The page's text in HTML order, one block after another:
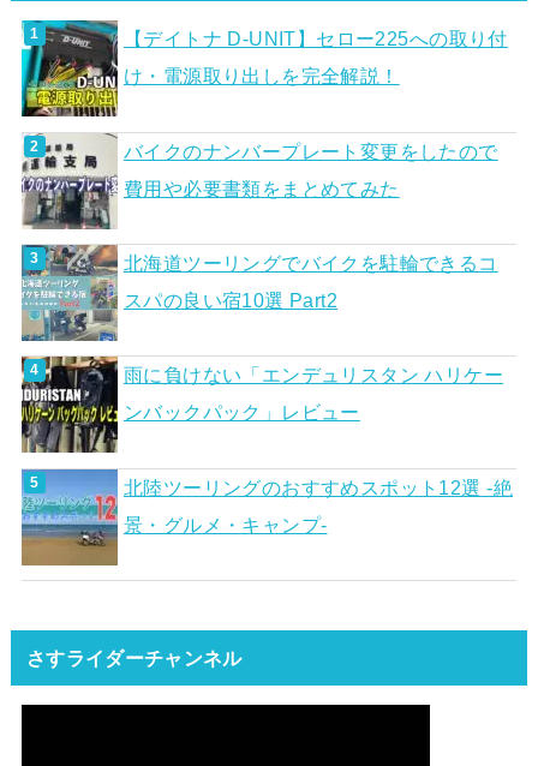
【デイトナ D-UNIT】セロー225への取り付
け・電源取り出しを完全解説！
バイクのナンバープレート変更をしたので
費用や必要書類をまとめてみた
北海道ツーリングでバイクを駐輪できるコ
スパの良い宿10選 Part2
雨に負けない「エンデュリスタン ハリケー
ンバックパック」レビュー
北陸ツーリングのおすすめスポット12選 -絶
景・グルメ・キャンプ-
さすライダーチャンネル